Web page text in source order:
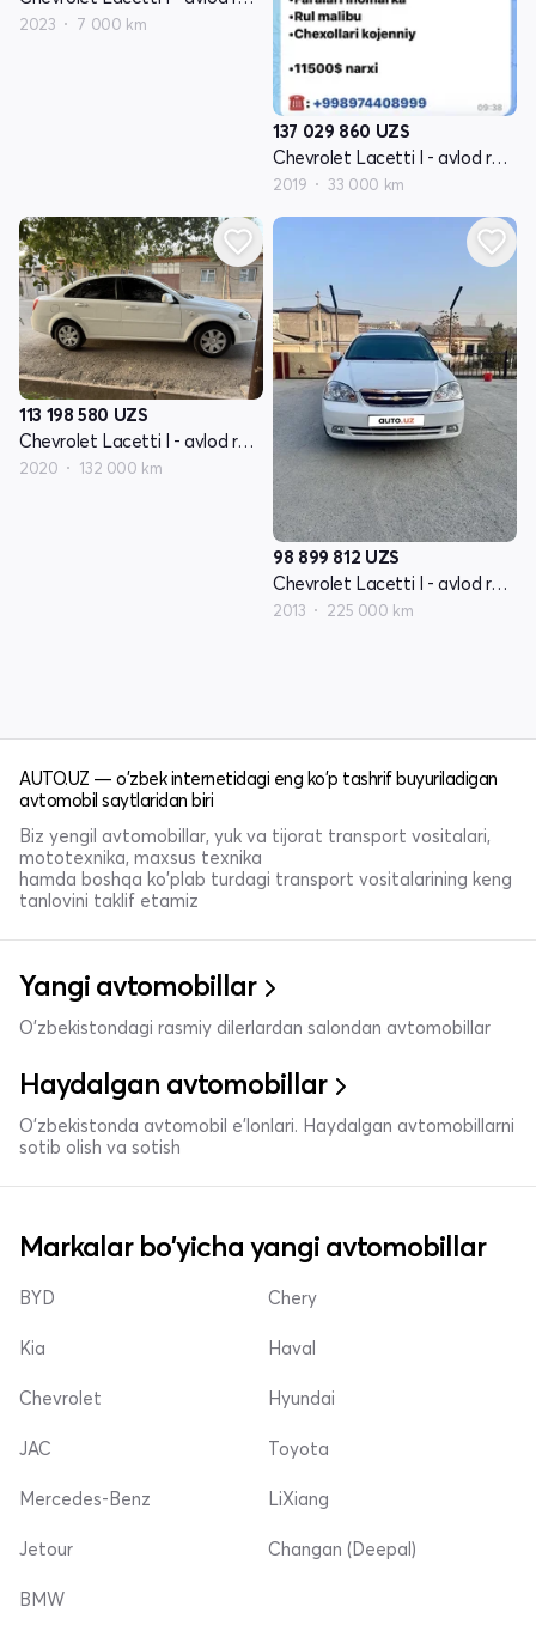
2023 7 000 km
137 029 860 UZS
Chevrolet Lacetti I - avlod restyling
2019 33 000 km
113 198 580 UZS
Chevrolet Lacetti I - avlod restyling
2020 132 000 km
98 899 812 UZS
Chevrolet Lacetti I - avlod restyling
2013 225 000 km
AUTO.UZ — o'zbek internetidagi eng ko'p tashrif buyuriladigan
avtomobil saytlaridan biri
Biz yengil avtomobillar, yuk va tijorat transport vositalari,
mototexnika, maxsus texnika
hamda boshqa ko'plab turdagi transport vositalarining keng
tanlovini taklif etamiz
Yangi avtomobillar
O'zbekistondagi rasmiy dilerlardan salondan avtomobillar
Haydalgan avtomobillar
O'zbekistonda avtomobil e’lonlari. Haydalgan avtomobillarni
sotib olish va sotish
Markalar bo'yicha yangi avtomobillar
BYD
Kia
Chevrolet
Chery
Haval
Hyundai
JAC
Mercedes-Benz
Jetour
Toyota
LiXiang
Changan (Deepal)
BMW